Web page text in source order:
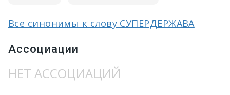
Все синонимы к слову СУПЕРДЕРЖАВА
Ассоциации
НЕТ АССОЦИАЦИЙ